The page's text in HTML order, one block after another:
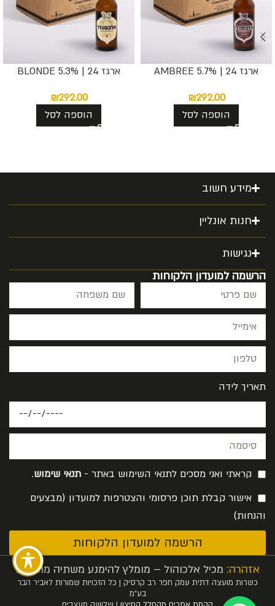
ארגז 24 | AMBREE 5.7%
₪292.00
הוספה לסל
ארגז 24 | BLONDE 5.3%
₪292.00
הוספה לסל
מידע חשוב
חנות אונליין
נגישות
הרשמה למועדון הלקוחות
תאריך לידה
קראתי ואני מסכים לתנאי השימוש באתר - תנאי שימוש.
אישור קבלת תוכן פרסומי והצטרפות למועדון (מבצעים
והנחות)
הרשמה למועדון הלקוחות
אזהרה: מכיל אלכוהול – מומלץ להימנע משתיה מופרזת
כשרות מועצה דתית עמק חפר רב קרסיק | כל הזכויות שמורות לאביר הבר
בע”מ